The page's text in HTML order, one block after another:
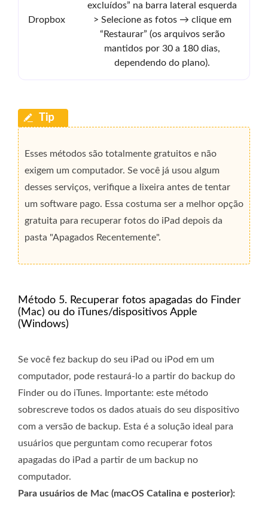
Dropbox
excluídos” na barra lateral esquerda
> Selecione as fotos → clique em
“Restaurar” (os arquivos serão
mantidos por 30 a 180 dias,
dependendo do plano).
Esses métodos são totalmente gratuitos e não
exigem um computador. Se você já usou algum
desses serviços, verifique a lixeira antes de tentar
um software pago. Essa costuma ser a melhor opção
gratuita para recuperar fotos do iPad depois da
pasta "Apagados Recentemente".
Método 5. Recuperar fotos apagadas do Finder
(Mac) ou do iTunes/dispositivos Apple
(Windows)
Se você fez backup do seu iPad ou iPod em um
computador, pode restaurá-lo a partir do backup do
Finder ou do iTunes. Importante: este método
sobrescreve todos os dados atuais do seu dispositivo
com a versão de backup. Esta é a solução ideal para
usuários que perguntam como recuperar fotos
apagadas do iPad a partir de um backup no
computador.
Para usuários de Mac (macOS Catalina e posterior):